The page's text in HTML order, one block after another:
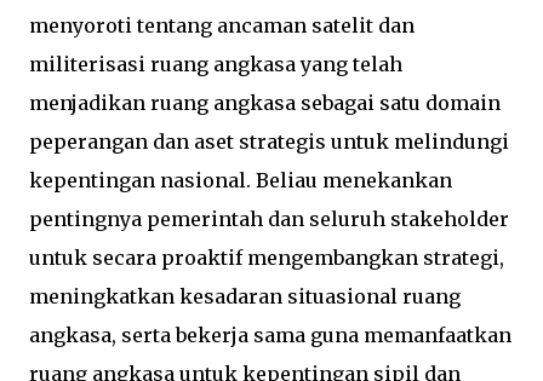
menyoroti tentang ancaman satelit dan
militerisasi ruang angkasa yang telah
menjadikan ruang angkasa sebagai satu domain
peperangan dan aset strategis untuk melindungi
kepentingan nasional. Beliau menekankan
pentingnya pemerintah dan seluruh stakeholder
untuk secara proaktif mengembangkan strategi,
meningkatkan kesadaran situasional ruang
angkasa, serta bekerja sama guna memanfaatkan
ruang angkasa untuk kepentingan sipil dan